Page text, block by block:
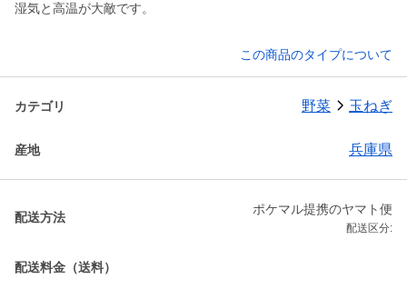
湿気と高温が大敵です。
この商品のタイプについて
カテゴリ 野菜 玉ねぎ
産地 兵庫県
配送方法
ポケマル提携のヤマト便
配送区分:
配送料金（送料）